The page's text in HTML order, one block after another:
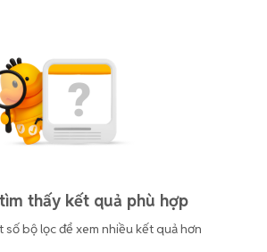
thấy kết quả phù hợp
số bộ lọc để xem nhiều kết quả hơn